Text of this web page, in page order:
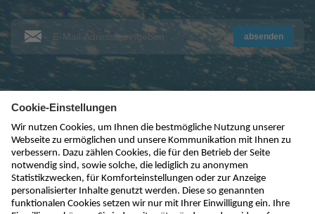
absenden
kontakt@nivus.com
+49 7262 9191-0